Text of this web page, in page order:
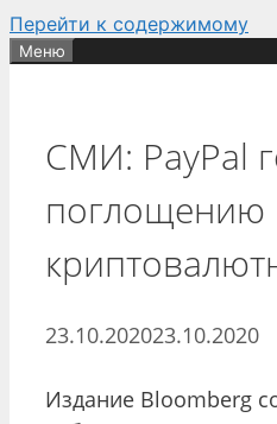
Перейти к содержимому
Меню
СМИ: PayPal
поглощению
23.10.202023.10.2020
Издание Bloomberg